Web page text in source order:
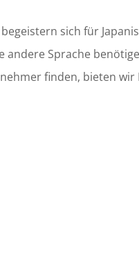
sich für
Sprache
finden, bieten